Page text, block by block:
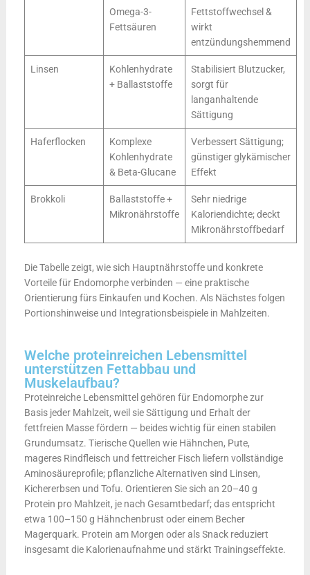
Omega-3-
Fettsäuren
Fettstoffwechsel &
wirkt
entzündungshemmend
Linsen
Kohlenhydrate
+ Ballaststoffe
Stabilisiert Blutzucker,
sorgt für
langanhaltende
Sättigung
Haferflocken
Komplexe
Kohlenhydrate
& Beta-Glucane
Verbessert Sättigung;
günstiger glykämischer
Effekt
Brokkoli
Ballaststoffe +
Mikronährstoffe
Sehr niedrige
Kaloriendichte; deckt
Mikronährstoffbedarf
Die Tabelle zeigt, wie sich Hauptnährstoffe und konkrete
Vorteile für Endomorphe verbinden — eine praktische
Orientierung fürs Einkaufen und Kochen. Als Nächstes folgen
Portionshinweise und Integrationsbeispiele in Mahlzeiten.
Welche proteinreichen Lebensmittel
unterstützen Fettabbau und
Muskelaufbau?
Proteinreiche Lebensmittel gehören für Endomorphe zur
Basis jeder Mahlzeit, weil sie Sättigung und Erhalt der
fettfreien Masse fördern — beides wichtig für einen stabilen
Grundumsatz. Tierische Quellen wie Hähnchen, Pute,
mageres Rindfleisch und fettreicher Fisch liefern vollständige
Aminosäureprofile; pflanzliche Alternativen sind Linsen,
Kichererbsen und Tofu. Orientieren Sie sich an 20–40 g
Protein pro Mahlzeit, je nach Gesamtbedarf; das entspricht
etwa 100–150 g Hähnchenbrust oder einem Becher
Magerquark. Protein am Morgen oder als Snack reduziert
insgesamt die Kalorienaufnahme und stärkt Trainingseffekte.